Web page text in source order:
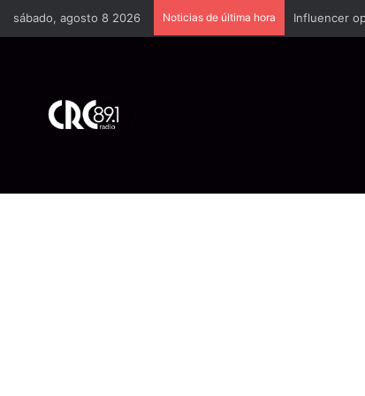
sábado, agosto 8 2026 Noticias de última hora